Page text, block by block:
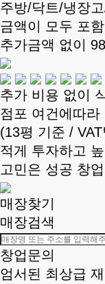
주방/닥트/냉장
금액이 모두 포
추가금액 없이
추가 비용 없이
점포 여건에따
(13평 기준 /
적게 투자하고
고민은 성공 창
매장찾기
매장검색
창업문의
엄서된 최상급